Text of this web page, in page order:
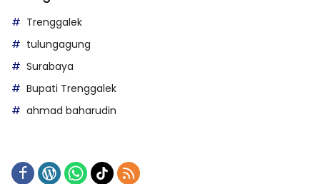
Trenggalek
tulungagung
Surabaya
Bupati Trenggalek
ahmad baharudin